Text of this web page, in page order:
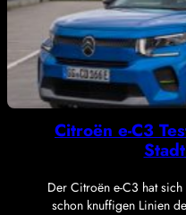
Citroën e-C3
Der Citroën e-C3 hat
schon knuffigen Linien